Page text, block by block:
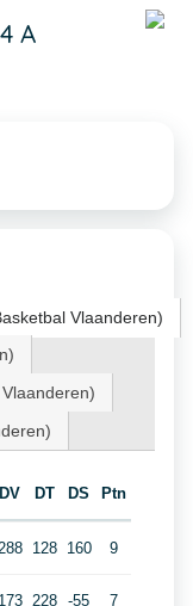
A
Vlaanderen)
DV DT DS Ptn
128 160 9
173 228 -55 7